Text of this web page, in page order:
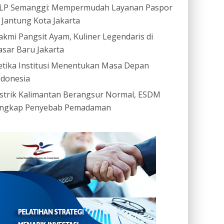
Semanggi: Mempermudah Layanan Paspor
Kota Jakarta
Pangsit Ayam, Kuliner Legendaris di
Baru Jakarta
Institusi Menentukan Masa Depan
Kalimantan Berangsur Normal, ESDM
Penyebab Pemadaman